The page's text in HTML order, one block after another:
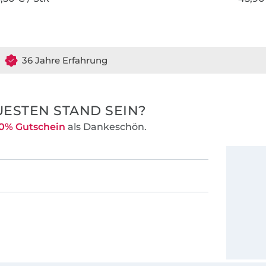
36 Jahre Erfahrung
STAND SEIN?
Gutschein als Dankeschön.